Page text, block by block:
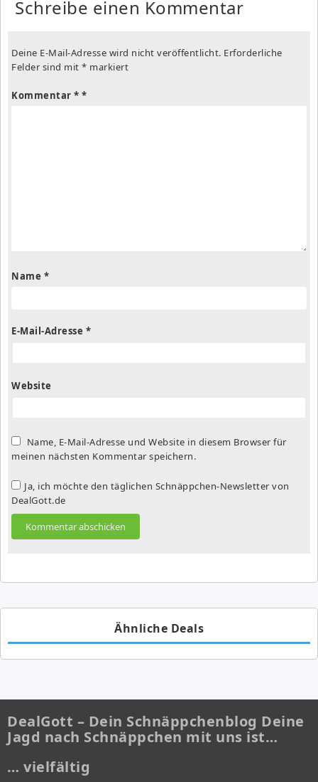
Schreibe einen Kommentar
Deine E-Mail-Adresse wird nicht veröffentlicht. Erforderliche
Felder sind mit * markiert
Kommentar *
Name *
E-Mail-Adresse *
Website
Name, E-Mail-Adresse und Website in diesem Browser für
meinen nächsten Kommentar speichern.
Ja, ich möchte den täglichen Schnäppchen-Newsletter von
DealGott.de
Ähnliche Deals
DealGott – Dein Schnäppchenblog Deine
Jagd nach Schnäppchen mit uns ist…
… vielfältig